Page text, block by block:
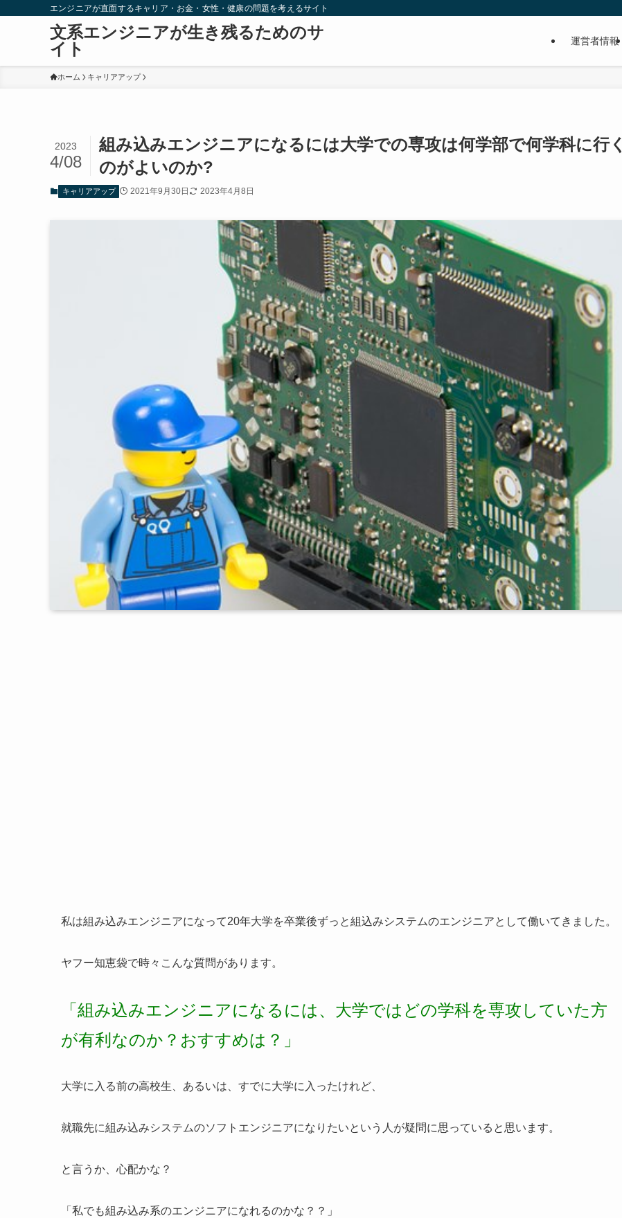
エンジニアが直面するキャリア・お金・女性・健康の問題を考えるサイト
文系エンジニアが生き残るためのサ
イト
運営者情報
ホーム キャリアアップ
組み込みエンジニアになるには大学での専攻は何学部で何学科に行く
のがよいのか?
2023
4/08
キャリアアップ 2021年9月30日 2023年4月8日
私は組み込みエンジニアになって20年大学を卒業後ずっと組込みシステムのエンジニアとして働いてきました。
ヤフー知恵袋で時々こんな質問があります。
「組み込みエンジニアになるには、大学ではどの学科を専攻していた方
が有利なのか？おすすめは？」
大学に入る前の高校生、あるいは、すでに大学に入ったけれど、
就職先に組み込みシステムのソフトエンジニアになりたいという人が疑問に思っていると思います。
と言うか、心配かな？
「私でも組み込み系のエンジニアになれるのかな？？」